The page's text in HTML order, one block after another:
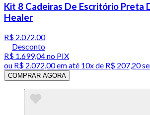
Kit 8 Cadeiras De Escritório Preta
Healer
R$ 2.072,00
Desconto
R$ 1.699,04no PIX
ou R$ 2.072,00em até 10x de R$ 207,20
COMPRAR AGORA